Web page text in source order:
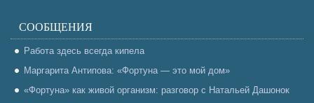
СООБЩЕНИЯ
Работа здесь всегда кипела
Маргарита Антипова: «Фортуна — это мой дом»
«Фортуна» как живой организм: разговор с Натальей Дашонок